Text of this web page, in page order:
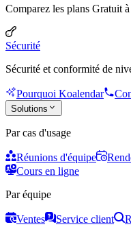
Comparez les plans Gratuit
Sécurité
Sécurité et conformité de
Pourquoi Koalendar
Solutions
Par cas d'usage
Réunions d'équipe
Cours en ligne
Par équipe
Ventes Service client